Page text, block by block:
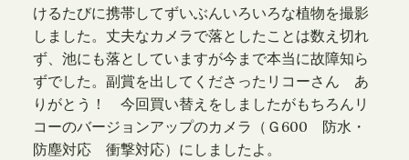
けるたびに携帯してずいぶんいろいろな植物を撮影
しました。丈夫なカメラで落としたことは数え切れ
ず、池にも落としていますが今まで本当に故障知ら
ずでした。副賞を出してくださったリコーさん あ
りがとう！ 今回買い替えをしましたがもちろんリ
コーのバージョンアップのカメラ（Ｇ600 防水・
防塵対応 衝撃対応）にしましたよ。